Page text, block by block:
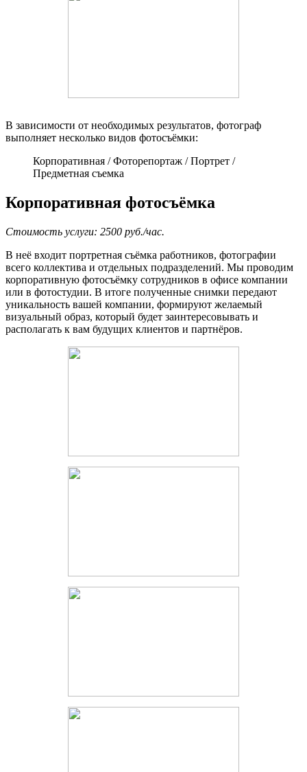
В зависимости от необходимых результатов, фотограф
выполняет несколько видов фотосъёмки:
Корпоративная / Фоторепортаж / Портрет /
Предметная съемка
Корпоративная фотосъёмка
Стоимость услуги: 2500 руб./час.
В неё входит портретная съёмка работников, фотографии
всего коллектива и отдельных подразделений. Мы проводим
корпоративную фотосъёмку сотрудников в офисе компании
или в фотостудии. В итоге полученные снимки передают
уникальность вашей компании, формируют желаемый
визуальный образ, который будет заинтересовывать и
располагать к вам будущих клиентов и партнёров.